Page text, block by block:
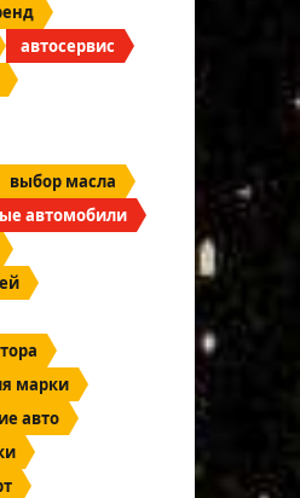
автосервис
выбор масла
автомобили
марки
авто